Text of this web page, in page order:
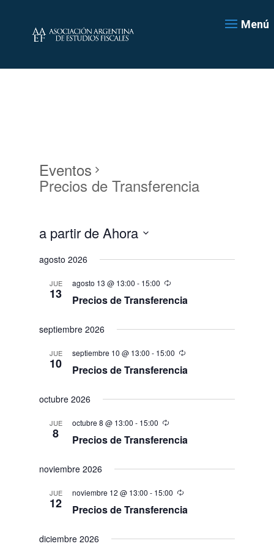
Menú
Eventos
Precios de Transferencia
a partir de Ahora
fecha.
agosto 2026
JUE
13
agosto 13 @ 13:00 - 15:00
Precios de Transferencia
septiembre 2026
JUE
10
septiembre 10 @ 13:00 - 15:00
Precios de Transferencia
octubre 2026
JUE
8
octubre 8 @ 13:00 - 15:00
Precios de Transferencia
noviembre 2026
JUE
12
noviembre 12 @ 13:00 - 15:00
Precios de Transferencia
diciembre 2026